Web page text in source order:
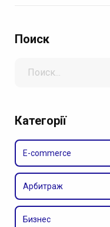
Поиск
Категорії
E-commerce
Арбитраж
Бизнес